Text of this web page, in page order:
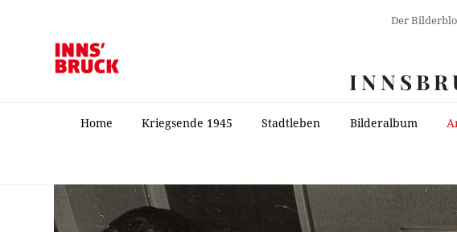
Der
Home Kriegsende 1945 Stadtleben Bilderalbum